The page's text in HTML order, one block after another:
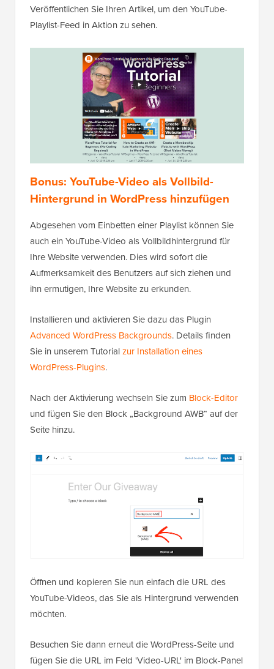
Veröffentlichen Sie Ihren Artikel, um den YouTube-
Playlist-Feed in Aktion zu sehen.
Bonus: YouTube-Video als Vollbild-
Hintergrund in WordPress hinzufügen
Abgesehen vom Einbetten einer Playlist können Sie
auch ein YouTube-Video als Vollbildhintergrund für
Ihre Website verwenden. Dies wird sofort die
Aufmerksamkeit des Benutzers auf sich ziehen und
ihn ermutigen, Ihre Website zu erkunden.
Installieren und aktivieren Sie dazu das Plugin
Advanced WordPress Backgrounds. Details finden
Sie in unserem Tutorialzur Installation eines
WordPress-Plugins.
Nach der Aktivierung wechseln Sie zum Block-Editor
und fügen Sie den Block „Background AWB“ auf der
Seite hinzu.
Öffnen und kopieren Sie nun einfach die URL des
YouTube-Videos, das Sie als Hintergrund verwenden
möchten.
Besuchen Sie dann erneut die WordPress-Seite und
fügen Sie die URL im Feld 'Video-URL' im Block-Panel